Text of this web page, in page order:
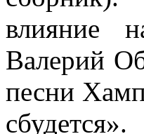
влияние
Валерий
песни